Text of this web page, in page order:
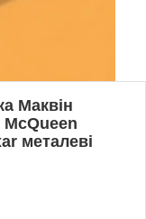
Маквін
металеві